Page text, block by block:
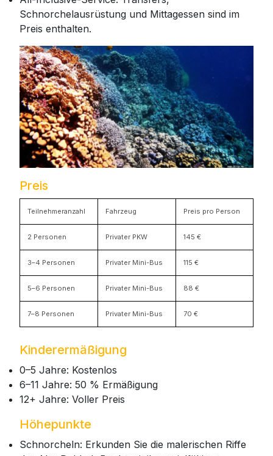
Schnorchelausrüstung und Mittagessen sind im
Preis enthalten.
Preis
Teilnehmeranzahl Fahrzeug Preis pro Person
2 Personen Privater PKW 145 €
3–4 Personen Privater Mini-Bus 115 €
5–6 Personen Privater Mini-Bus 88 €
7–8 Personen Privater Mini-Bus 70 €
Kinderermäßigung
0–5 Jahre: Kostenlos
6–11 Jahre: 50 % Ermäßigung
12+ Jahre: Voller Preis
Höhepunkte
Schnorcheln: Erkunden Sie die malerischen Riffe